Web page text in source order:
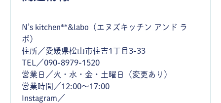
N’s kitchen**&labo（エヌズキッチン アンド ラ
ボ）
住所／愛媛県松山市住吉1丁目3-33
TEL／090-8979-1520
営業日／火・水・金・土曜日（変更あり）
営業時間／12:00～17:00
Instagram／